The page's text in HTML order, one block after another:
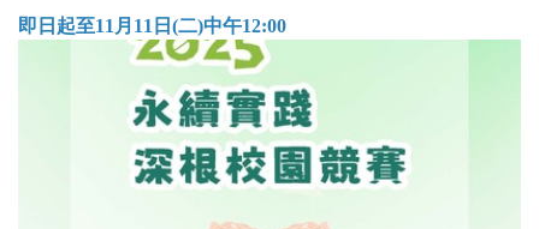
即日起至11月11日(二)中午12:00